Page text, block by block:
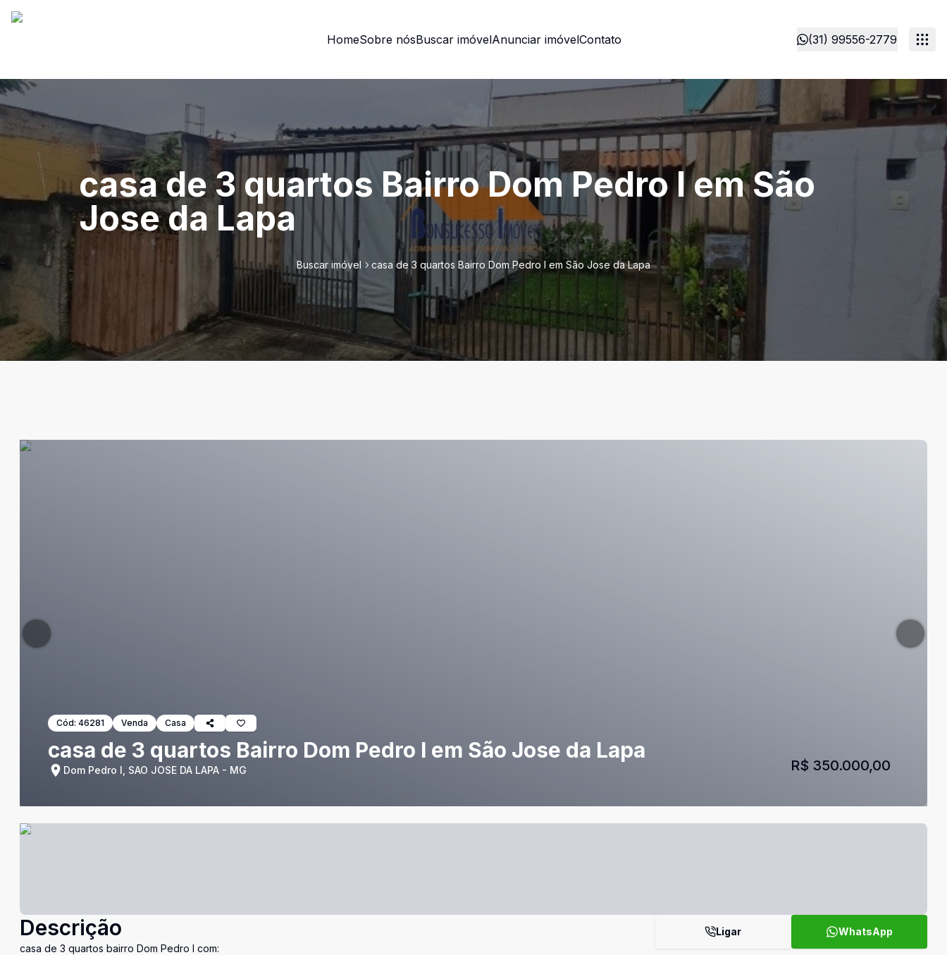
HomeSobre nósBuscar imóvelAnunciar imóvelContato (31) 99556-2779
casa de 3 quartos Bairro Dom Pedro I em São
Jose da Lapa
Buscar imóvel casa de 3 quartos Bairro Dom Pedro I em São Jose da Lapa
Cód: 46281 Venda Casa
casa de 3 quartos Bairro Dom Pedro I em São Jose da Lapa
Dom Pedro I, SAO JOSE DA LAPA - MG R$ 350.000,00
Descrição
casa de 3 quartos bairro Dom Pedro I com:
Ligar WhatsApp